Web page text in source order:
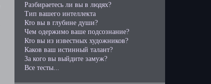
Разбираетесь ли вы в людях?
Тип вашего интеллекта
Кто вы в глубине души?
Чем одержимо ваше подсознание?
Кто вы из известных художников?
Каков ваш истинный талант?
За кого вы выйдите замуж?
Все тесты...